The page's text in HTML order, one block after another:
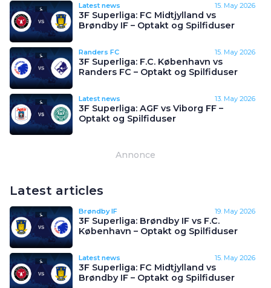
Latest news 15. May 2026
3F Superliga: FC Midtjylland vs
Brøndby IF – Optakt og Spilfiduser
Randers FC 15. May 2026
3F Superliga: F.C. København vs
Randers FC – Optakt og Spilfiduser
Latest news 13. May 2026
3F Superliga: AGF vs Viborg FF –
Optakt og Spilfiduser
Annonce
Latest articles
Brøndby IF 19. May 2026
3F Superliga: Brøndby IF vs F.C.
København – Optakt og Spilfiduser
Latest news 15. May 2026
3F Superliga: FC Midtjylland vs
Brøndby IF – Optakt og Spilfiduser